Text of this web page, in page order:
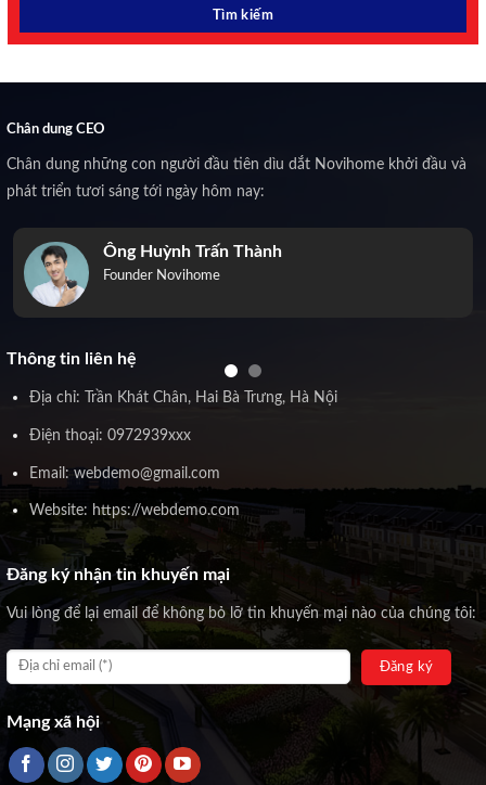
Chân dung CEO
Chân dung những con người đầu tiên dìu dắt Novihome khởi đầu và
phát triển tươi sáng tới ngày hôm nay:
Ông Huỳnh Trấn Thành
Founder Novihome
Thông tin liên hệ
Địa chỉ: Trần Khát Chân, Hai Bà Trưng, Hà Nội
Điện thoại: 0972939xxx
Email: webdemo@gmail.com
Website: https://webdemo.com
Đăng ký nhận tin khuyến mại
Vui lòng để lại email để không bỏ lỡ tin khuyến mại nào của chúng tôi:
Mạng xã hội